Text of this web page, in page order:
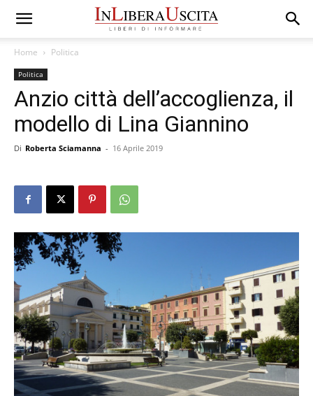
Home Politica
Politica
Anzio città dell’accoglienza, il
modello di Lina Giannino
Di Roberta Sciamanna - 16 Aprile 2019